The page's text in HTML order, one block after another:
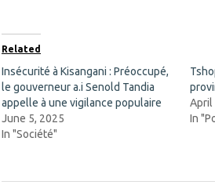
b
o
o
k
(
O
p
e
n
s
i
w
i
n
n
e
w
w
i
)
Related
Insécurité à Kisangani : Préoccupé,
le gouverneur a.i Senold Tandia
appelle à une vigilance populaire
June 5, 2025
In "Société"
April
In